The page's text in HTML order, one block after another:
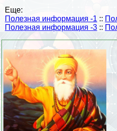
Еще:
Полезная информация -1 ::
Полезная информация -3 ::